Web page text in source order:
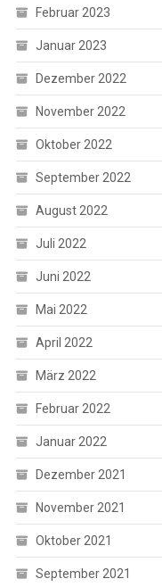
Februar 2023
Januar 2023
Dezember 2022
November 2022
Oktober 2022
September 2022
August 2022
Juli 2022
Juni 2022
Mai 2022
April 2022
März 2022
Februar 2022
Januar 2022
Dezember 2021
November 2021
Oktober 2021
September 2021